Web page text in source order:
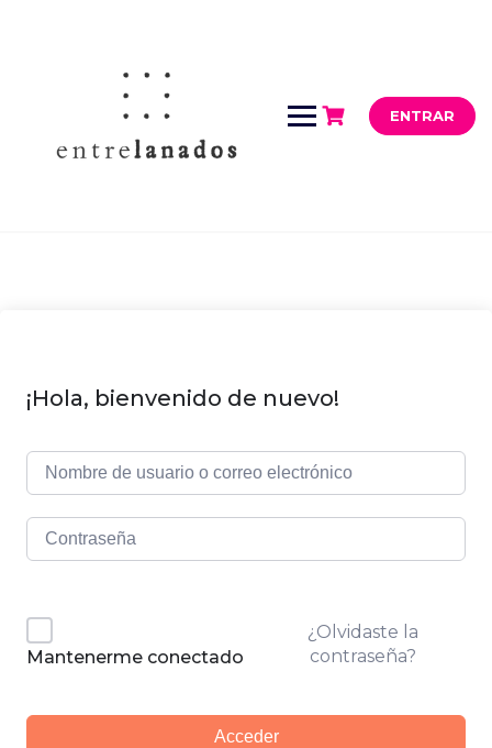
ENTRAR
¡Hola, bienvenido de nuevo!
Mantenerme conectado
¿Olvidaste la
contraseña?
Acceder